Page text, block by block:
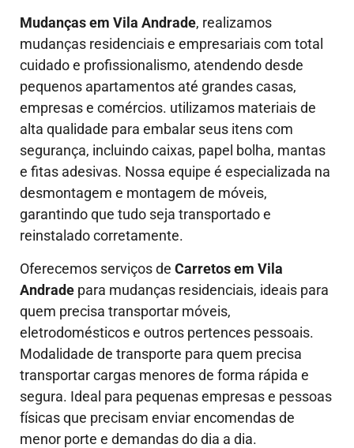
Mudanças em Vila Andrade, realizamos
mudanças residenciais e empresariais com total
cuidado e profissionalismo, atendendo desde
pequenos apartamentos até grandes casas,
empresas e comércios. utilizamos materiais de
alta qualidade para embalar seus itens com
segurança, incluindo caixas, papel bolha, mantas
e fitas adesivas. Nossa equipe é especializada na
desmontagem e montagem de móveis,
garantindo que tudo seja transportado e
reinstalado corretamente.
Oferecemos serviços de Carretos em Vila
Andrade para mudanças residenciais, ideais para
quem precisa transportar móveis,
eletrodomésticos e outros pertences pessoais.
Modalidade de transporte para quem precisa
transportar cargas menores de forma rápida e
segura. Ideal para pequenas empresas e pessoas
físicas que precisam enviar encomendas de
menor porte e demandas do dia a dia.